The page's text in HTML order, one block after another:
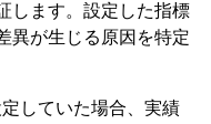
します。設定した指標
異が生じる原因を特定
していた場合、実績